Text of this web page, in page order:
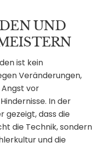
UND
ist kein
Veränderungen,
vor
In der
gezeigt, dass die
die Technik, sondern
und die